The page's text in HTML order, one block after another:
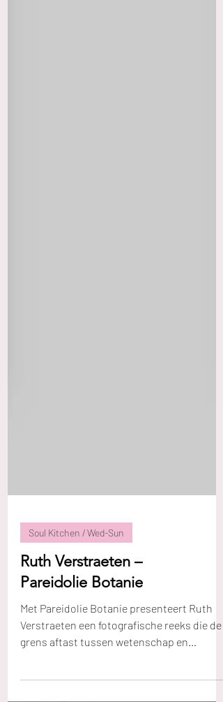
Soul Kitchen / Wed-Sun
Ruth Verstraeten –
Pareidolie Botanie
Met Pareidolie Botanie presenteert Ruth
Verstraeten een fotografische reeks die de
verbeelding. Het...